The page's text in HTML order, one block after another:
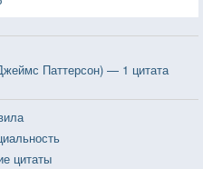
Паттерсон) — 1 цитата
цитаты